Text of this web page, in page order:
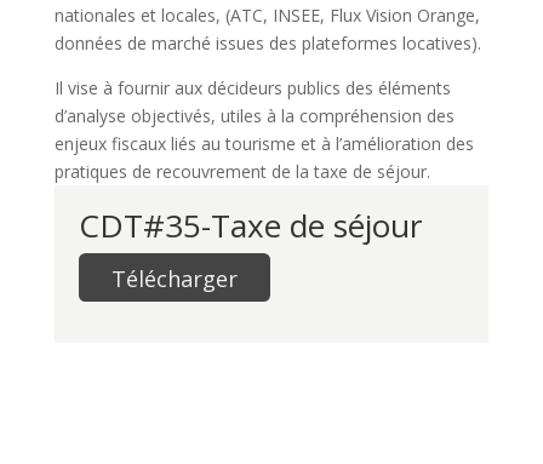
nationales et locales, (ATC, INSEE, Flux Vision Orange,
données de marché issues des plateformes locatives).
Il vise à fournir aux décideurs publics des éléments
d’analyse objectivés, utiles à la compréhension des
enjeux fiscaux liés au tourisme et à l’amélioration des
pratiques de recouvrement de la taxe de séjour.
CDT#35-Taxe de séjour
Télécharger